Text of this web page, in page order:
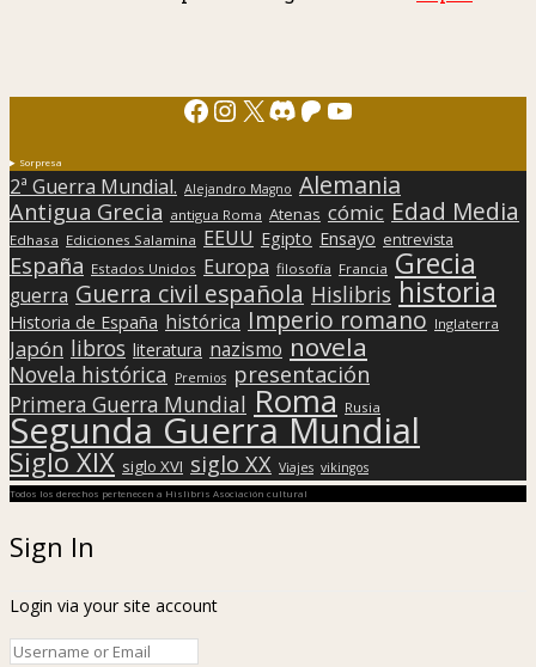
Facebook
Instagram
X Discord
Patreon
YouTube
Sorpresa
2ª Guerra Mundial. Alejandro Magno Alemania
Antigua Grecia antigua Roma Atenas cómic Edad Media
Edhasa Ediciones Salamina EEUU Egipto Ensayo entrevista
España Estados Unidos Europa filosofía Francia Grecia
guerra Guerra civil española Hislibris historia
Historia de España histórica Imperio romano Inglaterra
Japón libros literatura nazismo novela
Novela histórica Premios presentación
Primera Guerra Mundial Roma Rusia
Segunda Guerra Mundial
Siglo XIX siglo XVI siglo XX Viajes vikingos
Todos los derechos pertenecen a Hislibris Asociación cultural
Sign In
Login via your site account